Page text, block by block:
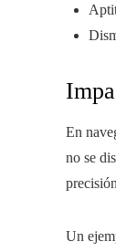
En
no se
Un